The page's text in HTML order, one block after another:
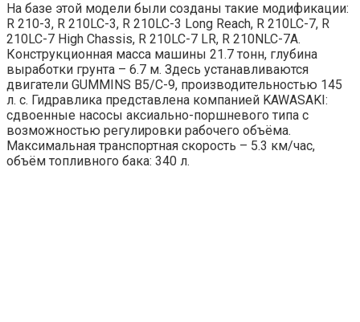
На базе этой модели были созданы такие модификации:
R 210-3, R 210LC-3, R 210LC-3 Long Reach, R 210LC-7, R
210LC-7 High Chassis, R 210LC-7 LR, R 210NLC-7A.
Конструкционная масса машины 21.7 тонн, глубина
выработки грунта – 6.7 м. Здесь устанавливаются
двигатели GUMMINS B5/C-9, производительностью 145
л. с. Гидравлика представлена компанией KAWASAKI:
сдвоенные насосы аксиально-поршневого типа с
возможностью регулировки рабочего объёма.
Максимальная транспортная скорость – 5.3 км/час,
объём топливного бака: 340 л.